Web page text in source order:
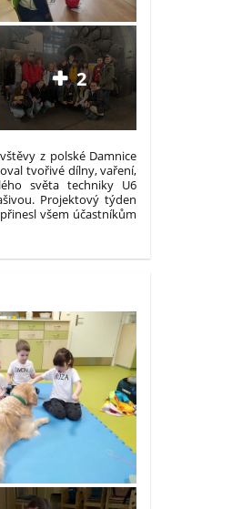
2
z polské Damnice
tvořivé dílny, vaření,
světa techniky U6
Projektový týden
všem účastníkům